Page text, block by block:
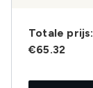
Totale prijs:
€65.32